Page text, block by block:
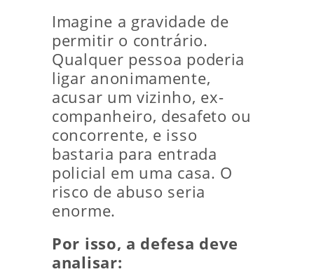
Imagine a gravidade de
permitir o contrário.
Qualquer pessoa poderia
ligar anonimamente,
acusar um vizinho, ex-
companheiro, desafeto ou
concorrente, e isso
bastaria para entrada
policial em uma casa. O
risco de abuso seria
enorme.
Por isso, a defesa deve
analisar: